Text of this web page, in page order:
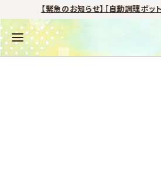
【緊急のお知らせ】［自動調理ポット